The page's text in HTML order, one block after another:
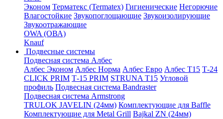
Эконом Терматекс (Termatex) Гигиенические Негорючие
Влагостойкие Звукопоглощающие Звукоизолирующие
Звукоотражающие
OWA (ОВА)
Knauf
Подвесные системы
Подвесная система Албес
Албес Эконом Албес Норма Албес Евро Албес T15 Т-24
CLICK PRIM Т-15 PRIM STRUNA Т15 Угловой
профиль Подвесная система Bandraster
Подвесная система Armstrong
TRULOK JAVELIN (24мм) Комплектующие для Baffle
Комплектующие для Metal Grill Bajkal ZN (24мм)